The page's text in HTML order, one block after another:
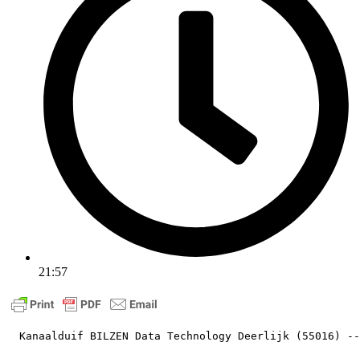
21:57
Kanaalduif BILZEN Data Technology Deerlijk (55016)